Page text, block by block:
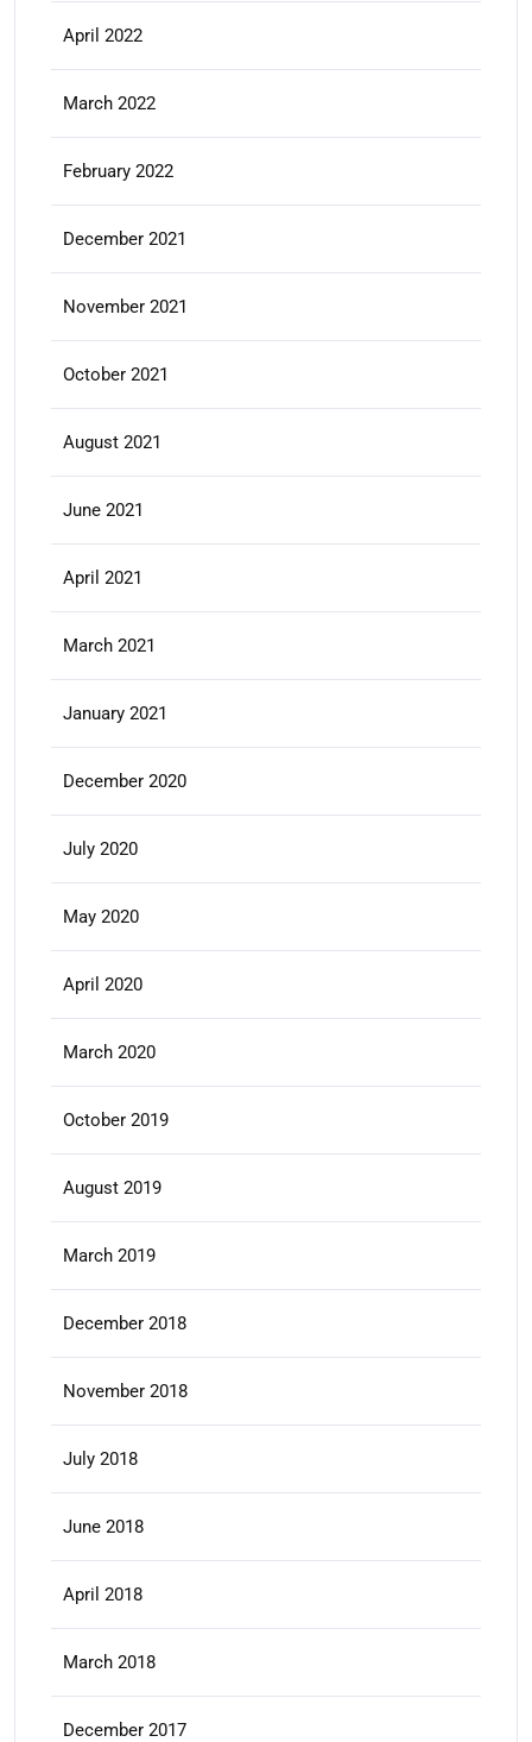
April 2022
March 2022
February 2022
December 2021
November 2021
October 2021
August 2021
June 2021
April 2021
March 2021
January 2021
December 2020
July 2020
May 2020
April 2020
March 2020
October 2019
August 2019
March 2019
December 2018
November 2018
July 2018
June 2018
April 2018
March 2018
December 2017